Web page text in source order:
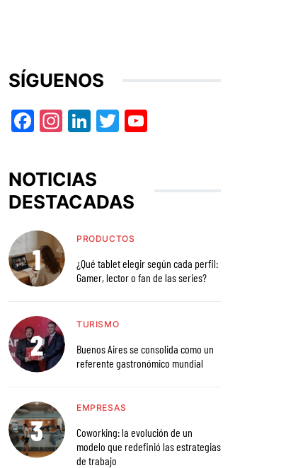
SÍGUENOS
Facebook
Instagram
LinkedIn
Twitter
NOTICIAS
DESTACADAS
PRODUCTOS
¿Qué tablet elegir según cada perfil:
Gamer, lector o fan de las series?
TURISMO
Buenos Aires se consolida como un
referente gastronómico mundial
EMPRESAS
Coworking: la evolución de un
modelo que redefinió las estrategias
de trabajo